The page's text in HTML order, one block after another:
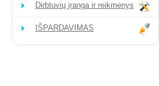
Dirbtuvių įranga ir reikmenys
IŠPARDAVIMAS